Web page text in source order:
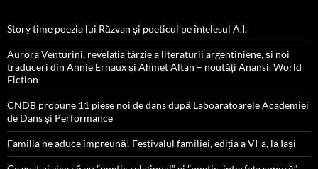
Story time poezia lui Răzvan și poeticul pe înțelesul A.I.
Aurora Venturini, revelația târzie a literaturii argentiniene, și noi
traduceri din Annie Ernaux și Ahmet Altan – noutăți Anansi. World
Fiction
CNDB propune 11 piese noi de dans după Laboaratoarele Academiei
de Dans și Performance
Familia ne aduce împreună! Festivalul familiei, ediția a VI-a, la Iași